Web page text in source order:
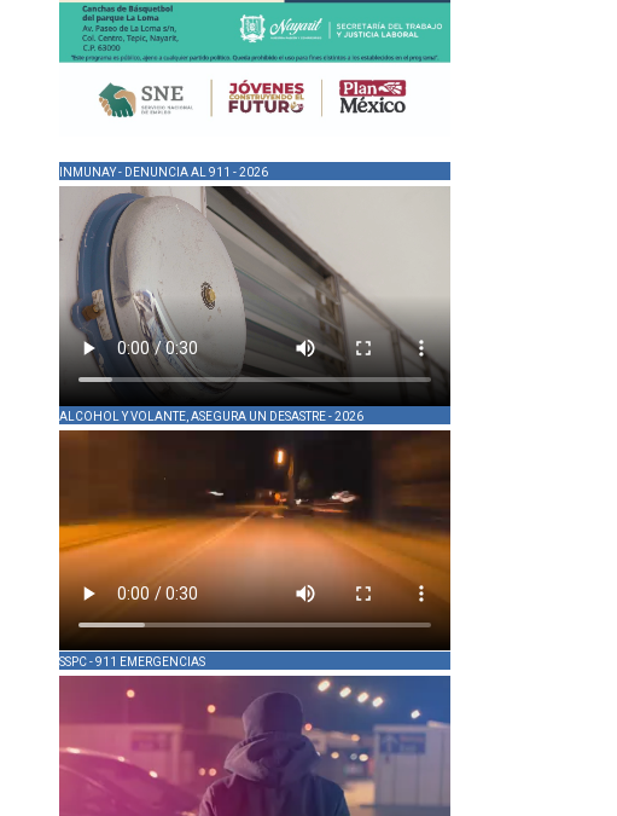
INMUNAY - DENUNCIA AL 911 - 2026
ALCOHOL Y VOLANTE, ASEGURA UN DESASTRE - 2026
SSPC - 911 EMERGENCIAS